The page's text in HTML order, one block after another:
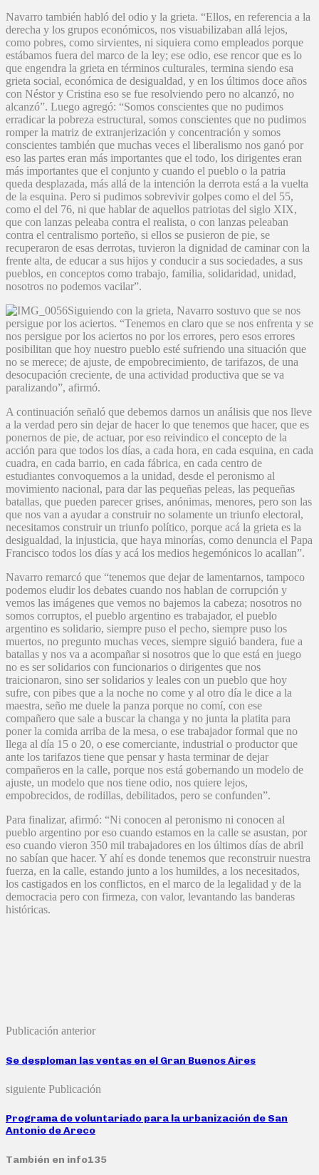
Navarro también habló del odio y la grieta. “Ellos, en referencia a la
derecha y los grupos económicos, nos visuabilizaban allá lejos,
como pobres, como sirvientes, ni siquiera como empleados porque
estábamos fuera del marco de la ley; ese odio, ese rencor que es lo
que engendra la grieta en términos culturales, termina siendo esa
grieta social, económica de desigualdad, y en los últimos doce años
con Néstor y Cristina eso se fue resolviendo pero no alcanzó, no
alcanzó”. Luego agregó: “Somos conscientes que no pudimos
erradicar la pobreza estructural, somos conscientes que no pudimos
romper la matriz de extranjerización y concentración y somos
conscientes también que muchas veces el liberalismo nos ganó por
eso las partes eran más importantes que el todo, los dirigentes eran
más importantes que el conjunto y cuando el pueblo o la patria
queda desplazada, más allá de la intención la derrota está a la vuelta
de la esquina. Pero si pudimos sobrevivir golpes como el del 55,
como el del 76, ni que hablar de aquellos patriotas del siglo XIX,
que con lanzas peleaba contra el realista, o con lanzas peleaban
contra el centralismo porteño, si ellos se pusieron de pie, se
recuperaron de esas derrotas, tuvieron la dignidad de caminar con la
frente alta, de educar a sus hijos y conducir a sus sociedades, a sus
pueblos, en conceptos como trabajo, familia, solidaridad, unidad,
nosotros no podemos vacilar”.
Siguiendo con la grieta, Navarro sostuvo que se nos
persigue por los aciertos. “Tenemos en claro que se nos enfrenta y se
nos persigue por los aciertos no por los errores, pero esos errores
posibilitan que hoy nuestro pueblo esté sufriendo una situación que
no se merece; de ajuste, de empobrecimiento, de tarifazos, de una
desocupación creciente, de una actividad productiva que se va
paralizando”, afirmó.
A continuación señaló que debemos darnos un análisis que nos lleve
a la verdad pero sin dejar de hacer lo que tenemos que hacer, que es
ponernos de pie, de actuar, por eso reivindico el concepto de la
acción para que todos los días, a cada hora, en cada esquina, en cada
cuadra, en cada barrio, en cada fábrica, en cada centro de
estudiantes convoquemos a la unidad, desde el peronismo al
movimiento nacional, para dar las pequeñas peleas, las pequeñas
batallas, que pueden parecer grises, anónimas, menores, pero son las
que nos van a ayudar a construir no solamente un triunfo electoral,
necesitamos construir un triunfo político, porque acá la grieta es la
desigualdad, la injusticia, que haya minorías, como denuncia el Papa
Francisco todos los días y acá los medios hegemónicos lo acallan”.
Navarro remarcó que “tenemos que dejar de lamentarnos, tampoco
podemos eludir los debates cuando nos hablan de corrupción y
vemos las imágenes que vemos no bajemos la cabeza; nosotros no
somos corruptos, el pueblo argentino es trabajador, el pueblo
argentino es solidario, siempre puso el pecho, siempre puso los
muertos, no pregunto muchas veces, siempre siguió bandera, fue a
batallas y nos va a acompañar si nosotros que lo que está en juego
no es ser solidarios con funcionarios o dirigentes que nos
traicionaron, sino ser solidarios y leales con un pueblo que hoy
sufre, con pibes que a la noche no come y al otro día le dice a la
maestra, seño me duele la panza porque no comí, con ese
compañero que sale a buscar la changa y no junta la platita para
poner la comida arriba de la mesa, o ese trabajador formal que no
llega al día 15 o 20, o ese comerciante, industrial o productor que
ante los tarifazos tiene que pensar y hasta terminar de dejar
compañeros en la calle, porque nos está gobernando un modelo de
ajuste, un modelo que nos tiene odio, nos quiere lejos,
empobrecidos, de rodillas, debilitados, pero se confunden”.
Para finalizar, afirmó: “Ni conocen al peronismo ni conocen al
pueblo argentino por eso cuando estamos en la calle se asustan, por
eso cuando vieron 350 mil trabajadores en los últimos días de abril
no sabían que hacer. Y ahí es donde tenemos que reconstruir nuestra
fuerza, en la calle, estando junto a los humildes, a los necesitados,
los castigados en los conflictos, en el marco de la legalidad y de la
democracia pero con firmeza, con valor, levantando las banderas
históricas.
Publicación anterior
Se desploman las ventas en el Gran Buenos Aires
siguiente Publicación
Programa de voluntariado para la urbanización de San
Antonio de Areco
También en info135